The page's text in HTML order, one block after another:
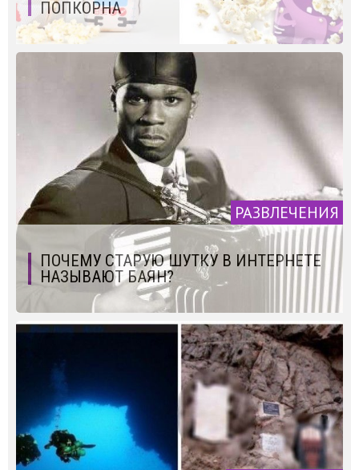
ПОПКОРНА
РАЗВЛЕЧЕНИЯ
ПОЧЕМУ СТАРУЮ ШУТКУ В ИНТЕРНЕТЕ
НАЗЫВАЮТ БАЯН?